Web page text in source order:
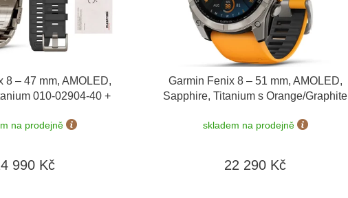
8 – 47 mm, AMOLED,
010-02904-40 +
Kč + Topo Czech PRO
na prodejně
990 Kč
Garmin Fenix 8 – 51 mm, AMOLED,
Sapphire, Titanium s Orange/Graphite
skladem na prodejně
22 290 Kč